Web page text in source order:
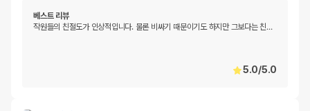
베스트 리뷰
작원들의 친절도가 인상적입니다. 물론 비싸기 때문이기도 하지만 그보다는 친…
5.0/5.0